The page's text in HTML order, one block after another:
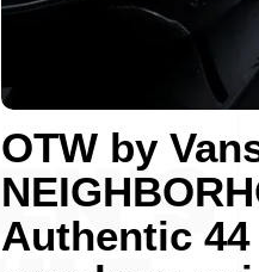
OTW by
Authentic